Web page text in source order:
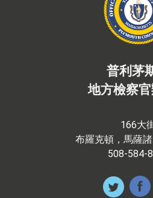
普利茅
地方檢察
166大
布羅克頓，馬薩
508-584-